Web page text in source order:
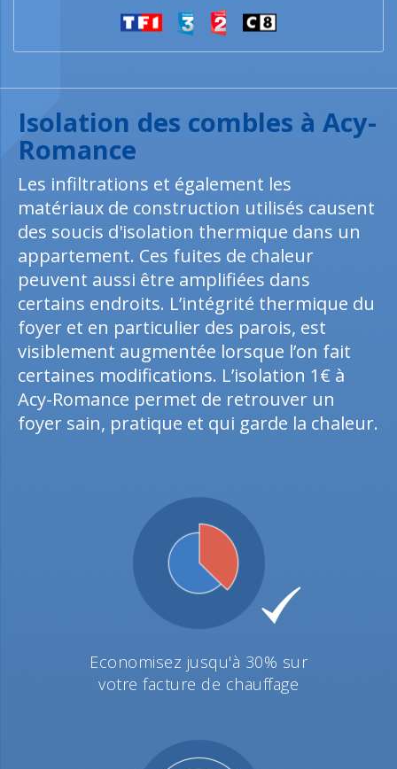
Isolation des combles à Acy-
Romance
Les infiltrations et également les
matériaux de construction utilisés causent
des soucis d'isolation thermique dans un
appartement. Ces fuites de chaleur
peuvent aussi être amplifiées dans
certains endroits. L’intégrité thermique du
foyer et en particulier des parois, est
visiblement augmentée lorsque l’on fait
certaines modifications. L’isolation 1€ à
Acy-Romance permet de retrouver un
foyer sain, pratique et qui garde la chaleur.
Economisez jusqu'à 30% sur
votre facture de chauffage